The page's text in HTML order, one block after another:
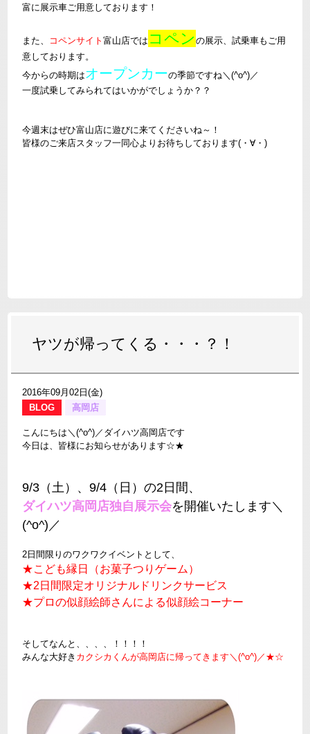
富に展示車ご用意しております！
また、 コペンサイト富山店では コペンの展示、試乗車もご用
意しております。
今からの時期はオープンカーの季節ですね＼(^o^)／
一度試乗してみられてはいかがでしょうか？？
今週末はぜひ富山店に遊びに来てくださいね～！
皆様のご来店スタッフ一同心よりお待ちしております(・∀・)
ヤツが帰ってくる・・・？！
2016年09月02日(金)
BLOG
高岡店
こんにちは＼(^o^)／ダイハツ高岡店です
今日は、皆様にお知らせがあります☆★
9/3（土）、9/4（日）の2日間、
ダイハツ高岡店独自展示会を開催いたします＼
(^o^)／
2日間限りのワクワクイベントとして、
★こども縁日（お菓子つりゲーム）
★2日間限定オリジナルドリンクサービス
★プロの似顔絵師さんによる似顔絵コーナー
そしてなんと、、、、！！！！
みんな大好き カクシカくんが高岡店に帰ってきます＼(^o^)／★☆